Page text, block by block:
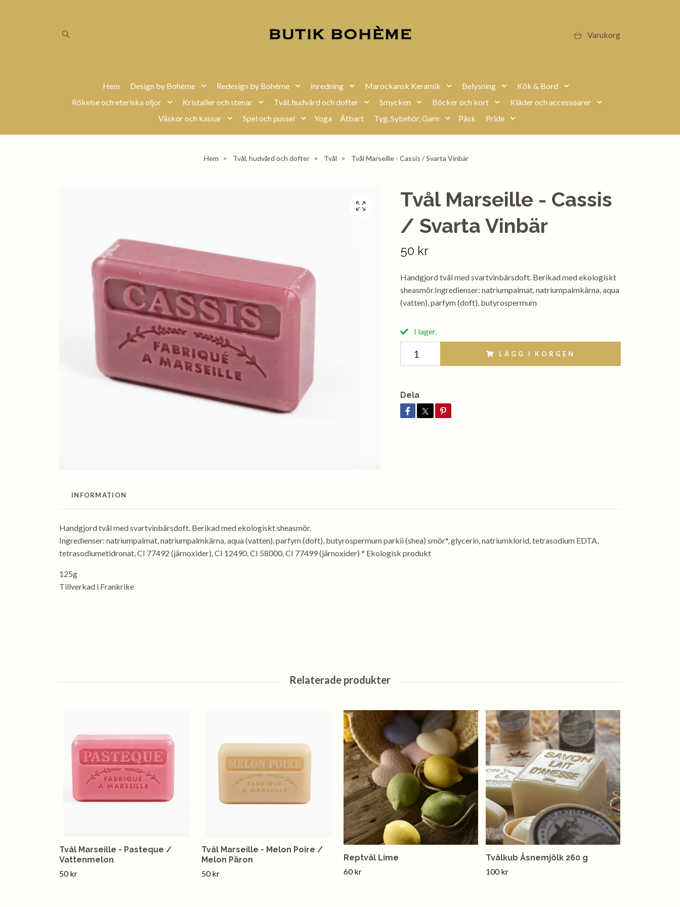
Varukorg
Hem Design by Bohème Redesign by Bohème Inredning Marockansk Keramik Belysning
Kök & Bord
Rökelse och eteriska oljor
Kristaller och stenar Tvål, hudvård och dofter Smycken Böcker och kort
Kläder och accessoarer
Väskor och kassar
Spel och pussel Yoga Ätbart Tyg, Sybehör, Garn Påsk Pride
Hem Tvål, hudvård och dofter Tvål Tvål Marseille - Cassis / Svarta Vinbär
Tvål Marseille - Cassis
/ Svarta Vinbär
50 kr
Handgjord tvål med svartvinbärsdoft. Berikad med ekologiskt
sheasmör.Ingredienser: natriumpalmat, natriumpalmkärna, aqua
(vatten), parfym (doft), butyrospermum
I lager.
LÄGG I KORGEN
Dela
INFORMATION
Handgjord tvål med svartvinbärsdoft. Berikad med ekologiskt sheasmör.
Ingredienser: natriumpalmat, natriumpalmkärna, aqua (vatten), parfym (doft), butyrospermum parkii (shea) smör*, glycerin, natriumklorid, tetrasodium EDTA,
tetrasodiumetidronat, CI 77492 (järnoxider), CI 12490, CI 58000, CI 77499 (järnoxider) * Ekologisk produkt
125g
Tillverkad i Frankrike
Tvål Marseille - Pasteque /
Vattenmelon
50 kr
Tvål Marseille - Melon Poire /
Melon Päron
50 kr
Reptvål Lime
60 kr
Tvålkub Åsnemjölk 260 g
100 kr